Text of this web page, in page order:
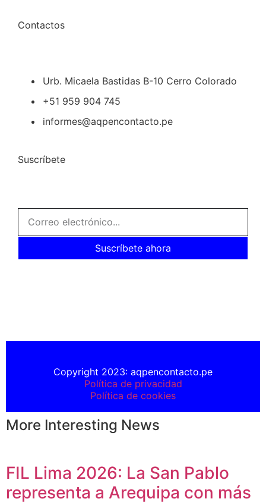
Contactos
Urb. Micaela Bastidas B-10 Cerro Colorado
+51 959 904 745
informes@aqpencontacto.pe
Suscríbete
Suscríbete ahora
Copyright 2023: aqpencontacto.pe
Política de privacidad
Política de cookies
More Interesting News
FIL Lima 2026: La San Pablo
representa a Arequipa con más